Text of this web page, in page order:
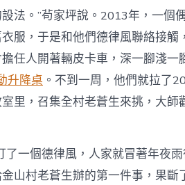
法。”茍家坪說。2013年，一個
服，于是和他們德律風聯絡接
任人開著輛皮卡車，深一腳淺一
升降桌 。不到一周，他們就拉了
里，召集全村老蒼生來挑，大師
一個德律風，人家就冒著年夜雨
山村老蒼生辦的第一件事，果斷